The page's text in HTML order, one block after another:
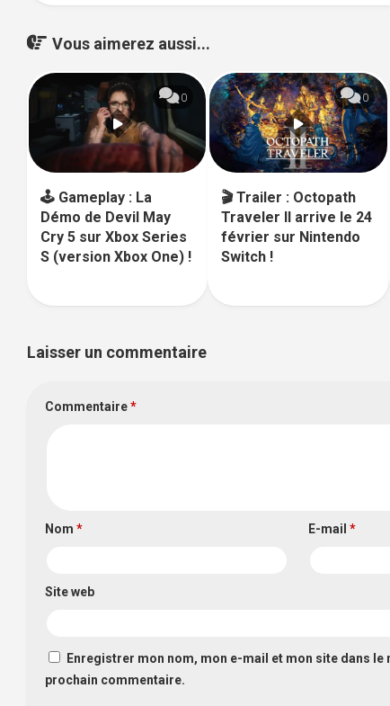
Vous aimerez aussi...
0
🕹️ Gameplay : La
Démo de Devil May
Cry 5 sur Xbox Series
S (version Xbox One) !
0
🎬 Trailer : Octopath
Traveler II arrive le 24
février sur Nintendo
Switch !
Laisser un commentaire
Commentaire*
Nom * E-mail*
Site web
Enregistrer mon nom, mon e-mail et mon site dans le
prochain commentaire.